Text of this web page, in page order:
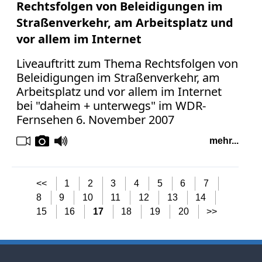
Rechtsfolgen von Beleidigungen im
Straßenverkehr, am Arbeitsplatz und
vor allem im Internet
Liveauftritt zum Thema Rechtsfolgen von
Beleidigungen im Straßenverkehr, am
Arbeitsplatz und vor allem im Internet
bei "daheim + unterwegs" im WDR-
Fernsehen 6. November 2007
mehr...
<< 1 2 3 4 5 6
7
8
9 10 11 12 13
14
15
16 17 18 19 20 >>